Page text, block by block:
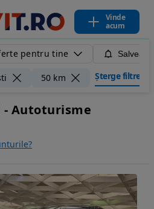
Vinde
acum
pentru tine
50 km Șterge filtrele
- Autoturisme